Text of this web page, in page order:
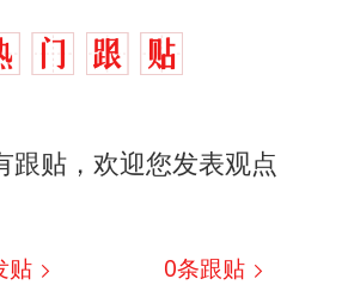
跟贴，欢迎您发表观点
贴 0条跟贴